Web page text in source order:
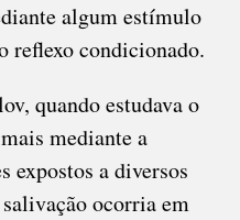
algum estímulo
reflexo condicionado.
quando estudava o
mediante a
expostos a diversos
ocorria em